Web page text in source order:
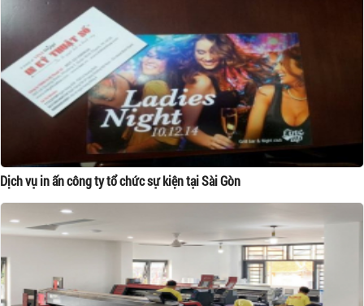
Dịch vụ in ấn công ty tổ chức sự kiện tại Sài Gòn